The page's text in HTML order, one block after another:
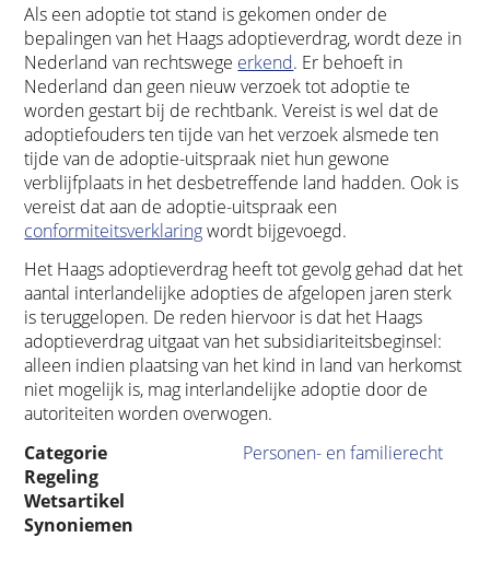
Als een adoptie tot stand is gekomen onder de
bepalingen van het Haags adoptieverdrag, wordt deze in
Nederland van rechtswege erkend. Er behoeft in
Nederland dan geen nieuw verzoek tot adoptie te
worden gestart bij de rechtbank. Vereist is wel dat de
adoptiefouders ten tijde van het verzoek alsmede ten
tijde van de adoptie-uitspraak niet hun gewone
verblijfplaats in het desbetreffende land hadden. Ook is
vereist dat aan de adoptie-uitspraak een
conformiteitsverklaringwordt bijgevoegd.
Het Haags adoptieverdrag heeft tot gevolg gehad dat het
aantal interlandelijke adopties de afgelopen jaren sterk
is teruggelopen. De reden hiervoor is dat het Haags
adoptieverdrag uitgaat van het subsidiariteitsbeginsel:
alleen indien plaatsing van het kind in land van herkomst
niet mogelijk is, mag interlandelijke adoptie door de
autoriteiten worden overwogen.
Categorie
Personen- en familierecht
Regeling
Wetsartikel
Synoniemen